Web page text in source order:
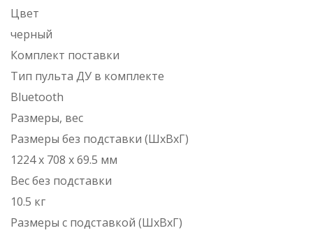
Цвет
черный
Комплект поставки
Тип пульта ДУ в комплекте
Bluetooth
Размеры, вес
Размеры без подставки (ШxВxГ)
1224 x 708 x 69.5 мм
Вес без подставки
10.5 кг
Размеры с подставкой (ШxВxГ)